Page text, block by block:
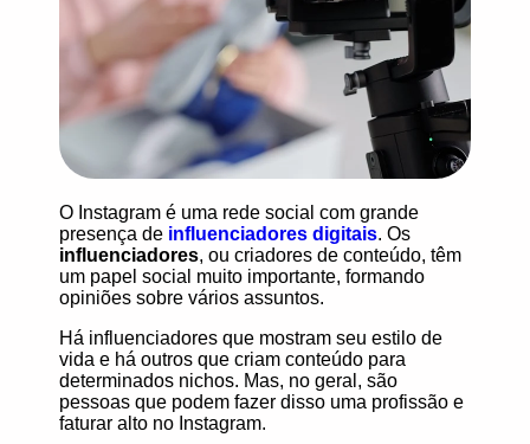
O Instagram é uma rede social com grande
presença de influenciadores digitais. Os
influenciadores, ou criadores de conteúdo, têm
um papel social muito importante, formando
opiniões sobre vários assuntos.
Há influenciadores que mostram seu estilo de
vida e há outros que criam conteúdo para
determinados nichos. Mas, no geral, são
pessoas que podem fazer disso uma profissão e
faturar alto no Instagram.